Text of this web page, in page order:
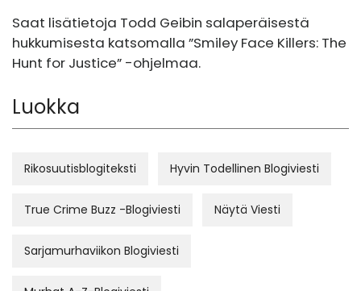
Saat lisätietoja Todd Geibin salaperäisestä
hukkumisesta katsomalla ”Smiley Face Killers: The
Hunt for Justice” -ohjelmaa.
Luokka
Rikosuutisblogiteksti Hyvin Todellinen Blogiviesti
True Crime Buzz -Blogiviesti Näytä Viesti
Sarjamurhaviikon Blogiviesti